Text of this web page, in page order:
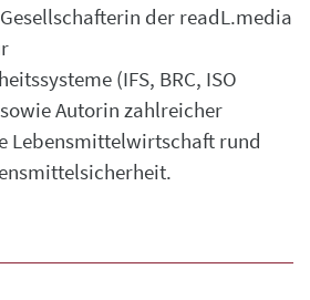
der readL.media
(IFS, BRC, ISO
sowie Autorin zahlreicher
Lebensmittelwirtschaft rund